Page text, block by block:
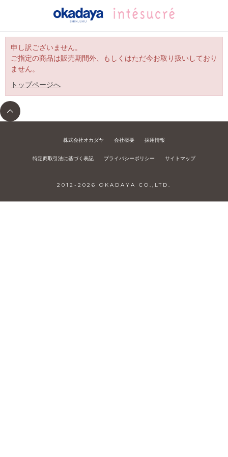
申し訳ございません。
ご指定の商品は販売期間外、もしくはただ今お取り扱いしており
ません。
トップページへ
株式会社オカダヤ 会社概要 採用情報
特定商取引法に基づく表記 プライバシーポリシー サイトマップ
2012- 2026 OKADAYA CO.,LTD.